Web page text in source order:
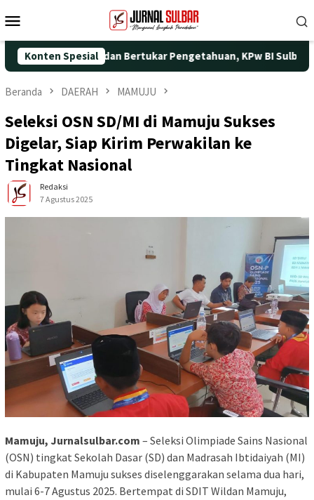
ke
Mobile
Konten Spesial
Silaturahmi dan Bertukar Pengetahuan, KPw BI Sulbar Gelar
Beranda DAERAH MAMUJU
Seleksi OSN SD/MI di Mamuju Sukses
Digelar, Siap Kirim Perwakilan ke
Tingkat Nasional
Redaksi
7 Agustus 2025
Mamuju, Jurnalsulbar.com – Seleksi Olimpiade Sains Nasional
(OSN) tingkat Sekolah Dasar (SD) dan Madrasah Ibtidaiyah (MI)
di Kabupaten Mamuju sukses diselenggarakan selama dua hari,
mulai 6-7 Agustus 2025. Bertempat di SDIT Wildan Mamuju,